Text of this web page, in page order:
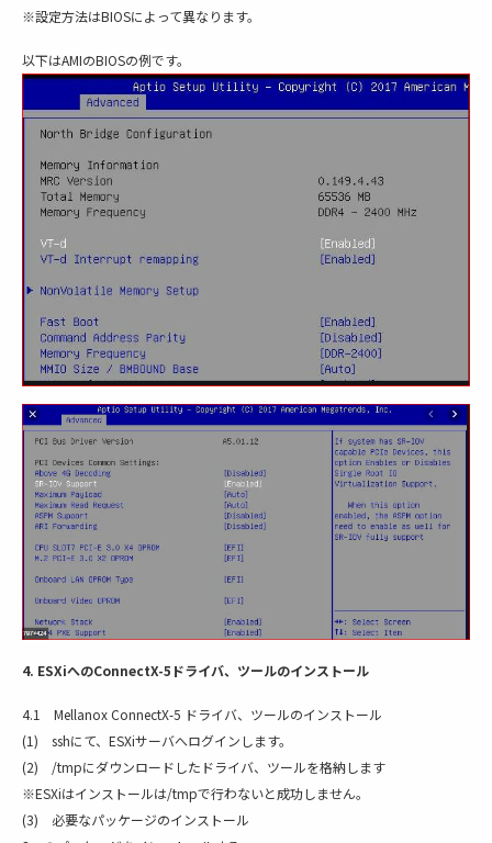
※設定方法はBIOSによって異なります。
以下はAMIのBIOSの例です。
4. ESXiへのConnectX-5ドライバ、ツールのインストール
4.1 Mellanox ConnectX-5 ドライバ、ツールのインストール
(1) sshにて、ESXiサーバへログインします。
(2) /tmpにダウンロードしたドライバ、ツールを格納します
※ESXiはインストールは/tmpで行わないと成功しません。
(3) 必要なパッケージのインストール